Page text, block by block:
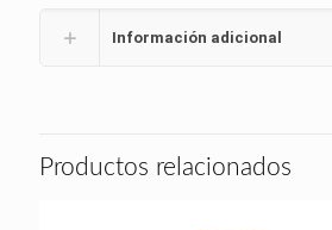
Información adicional
Productos relacionados